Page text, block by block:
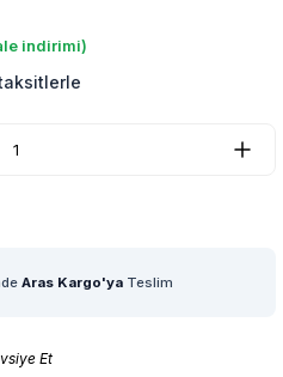
indirimi)
Aras Kargo'ya Teslim
Et